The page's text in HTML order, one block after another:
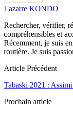
Lazarre KONDO
Rechercher, vérifier,
compréhensibles et
Récemment, je suis
routière. Je suis
Article Précédent
Tabaski 2021 :
Prochain article